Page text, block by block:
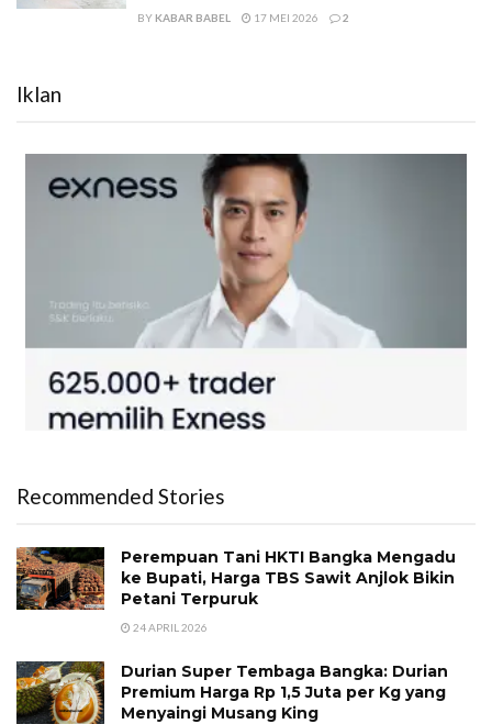
BY KABAR BABEL 17 MEI 2026 2
Iklan
Recommended Stories
Perempuan Tani HKTI Bangka Mengadu
ke Bupati, Harga TBS Sawit Anjlok Bikin
Petani Terpuruk
24 APRIL 2026
Durian Super Tembaga Bangka: Durian
Premium Harga Rp 1,5 Juta per Kg yang
Menyaingi Musang King